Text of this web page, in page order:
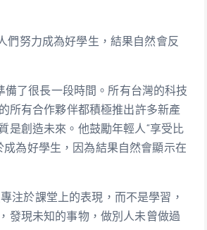
們努力成為好學生，結果自然會反
了很長一段時間。所有台灣的科技
所有合作夥伴都積極推出許多新產
是創造未來。他鼓勵年輕人“享受比
為好學生，因為結果自然會顯示在
注於課堂上的表現，而不是學習，
發現未知的事物，做別人未曾做過